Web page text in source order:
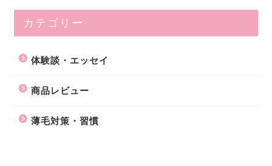
カテゴリー
体験談・エッセイ
商品レビュー
薄毛対策・習慣